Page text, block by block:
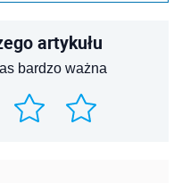
artykułu
bardzo ważna